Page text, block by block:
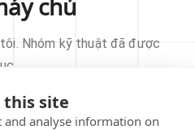
this site
and analyse information on
chủ
Nhóm kỹ thuật đã được
THỬ LẠI